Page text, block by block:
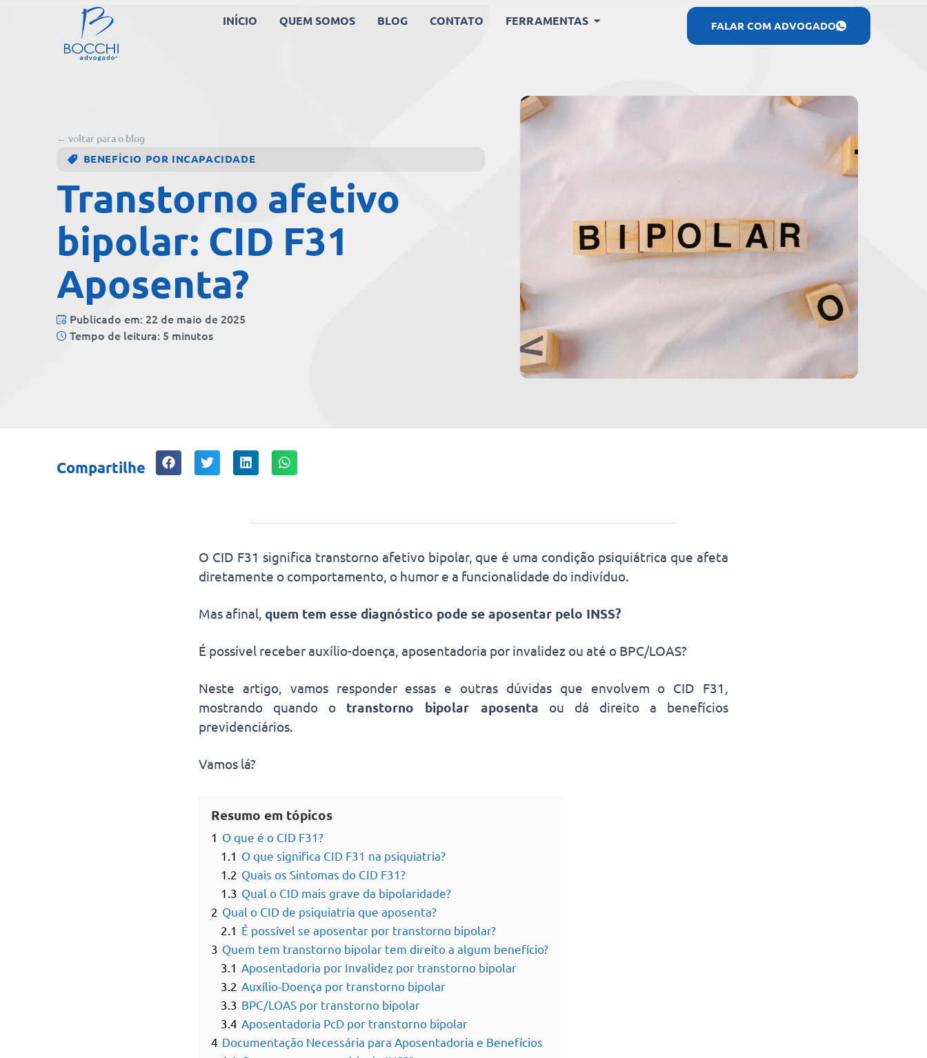
INÍCIO QUEM SOMOS BLOG CONTATO FERRAMENTAS FALAR COM ADVOGADO
← voltar para o blog
BENEFÍCIO POR INCAPACIDADE
Transtorno afetivo
bipolar: CID F31
Aposenta?
Publicado em: 22 de maio de 2025
Tempo de leitura: 5 minutos
Compartilhe
O CID F31 significa transtorno afetivo bipolar, que é uma condição psiquiátrica que afeta
diretamente o comportamento, o humor e a funcionalidade do indivíduo.
Mas afinal, quem tem esse diagnóstico pode se aposentar pelo INSS?
É possível receber auxílio-doença, aposentadoria por invalidez ou até o BPC/LOAS?
Neste artigo, vamos responder essas e outras dúvidas que envolvem o CID F31,
mostrando quando o transtorno bipolar aposenta ou dá direito a benefícios
previdenciários.
Vamos lá?
Resumo em tópicos
1 O que é o CID F31?
1.1 O que significa CID F31 na psiquiatria?
1.2 Quais os Sintomas do CID F31?
1.3 Qual o CID mais grave da bipolaridade?
2 Qual o CID de psiquiatria que aposenta?
2.1 É possível se aposentar por transtorno bipolar?
3 Quem tem transtorno bipolar tem direito a algum benefício?
3.1 Aposentadoria por Invalidez por transtorno bipolar
3.2 Auxílio-Doença por transtorno bipolar
3.3 BPC/LOAS por transtorno bipolar
3.4 Aposentadoria PcD por transtorno bipolar
4 Documentação Necessária para Aposentadoria e Benefícios